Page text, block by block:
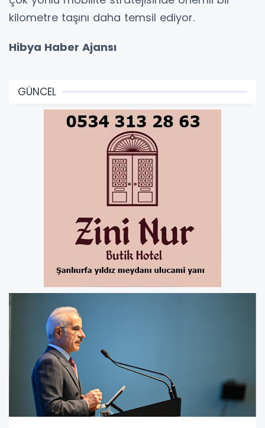
kilometre taşını daha temsil ediyor.
Hibya Haber Ajansı
GÜNCEL